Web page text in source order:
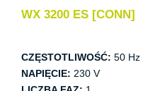
WX 3200 ES [CONN]
CZĘSTOTLIWOŚĆ: 50 Hz
NAPIĘCIE: 230 V